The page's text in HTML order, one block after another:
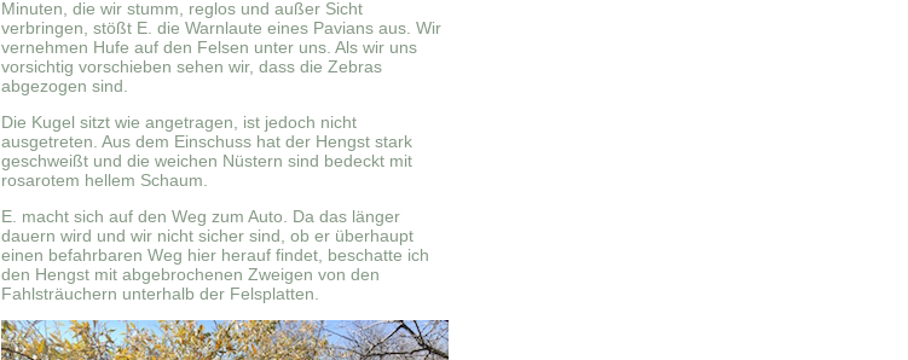
Minuten, die wir stumm, reglos und außer Sicht
verbringen, stößt E. die Warnlaute eines Pavians aus. Wir
vernehmen Hufe auf den Felsen unter uns. Als wir uns
vorsichtig vorschieben sehen wir, dass die Zebras
abgezogen sind.
Die Kugel sitzt wie angetragen, ist jedoch nicht
ausgetreten. Aus dem Einschuss hat der Hengst stark
geschweißt und die weichen Nüstern sind bedeckt mit
rosarotem hellem Schaum.
E. macht sich auf den Weg zum Auto. Da das länger
dauern wird und wir nicht sicher sind, ob er überhaupt
einen befahrbaren Weg hier herauf findet, beschatte ich
den Hengst mit abgebrochenen Zweigen von den
Fahlsträuchern unterhalb der Felsplatten.